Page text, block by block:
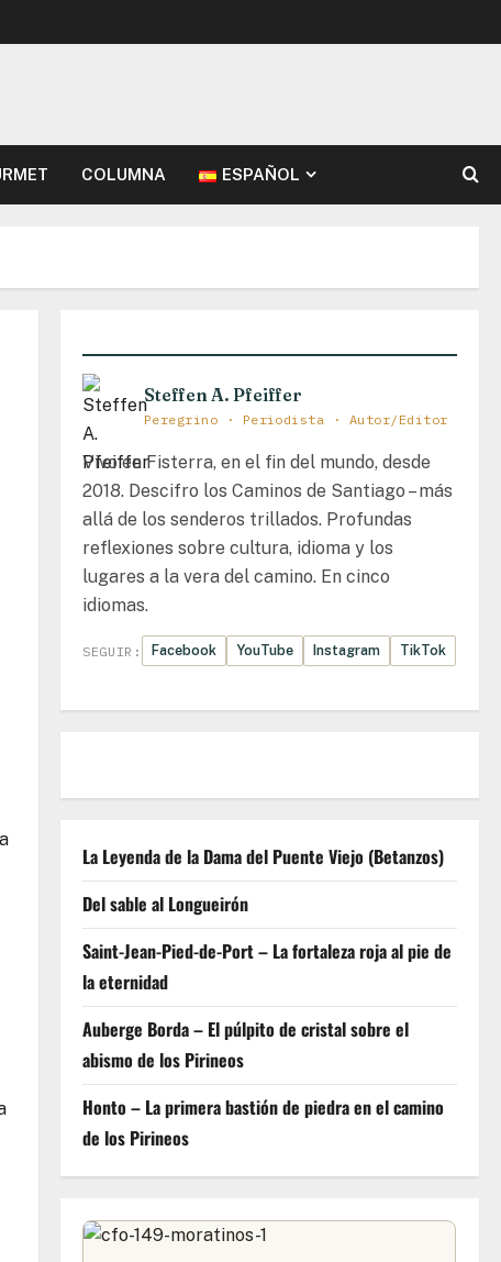
COLUMNA ESPAÑOL
Steffen A. Pfeiffer
Peregrino · Periodista · Autor/Editor
Vivo en Fisterra, en el fin del mundo, desde
2018. Descifro los Caminos de Santiago – más
allá de los senderos trillados. Profundas
reflexiones sobre cultura, idioma y los
lugares a la vera del camino. En cinco
idiomas.
SEGUIR: Facebook YouTube Instagram TikTok
La Leyenda de la Dama del Puente Viejo (Betanzos)
Del sable al Longueirón
Saint-Jean-Pied-de-Port – La fortaleza roja al pie de
la eternidad
Auberge Borda – El púlpito de cristal sobre el
abismo de los Pirineos
Honto – La primera bastión de piedra en el camino
de los Pirineos